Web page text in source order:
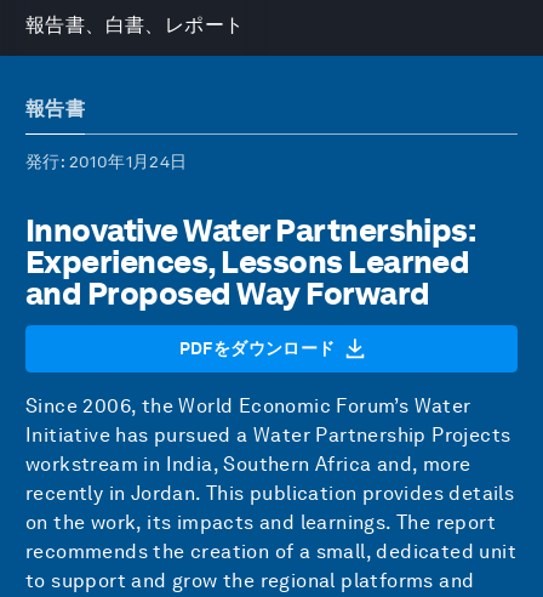
報告書、白書、レポート
報告書
発行: 2010年1月24日
Innovative Water Partnerships:
Experiences, Lessons Learned
and Proposed Way Forward
PDFをダウンロード
Since 2006, the World Economic Forum’s Water
Initiative has pursued a Water Partnership Projects
workstream in India, Southern Africa and, more
recently in Jordan. This publication provides details
on the work, its impacts and learnings. The report
recommends the creation of a small, dedicated unit
to support and grow the regional platforms and